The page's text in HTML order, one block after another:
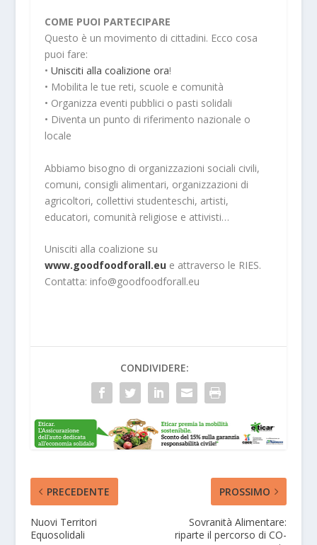
COME PUOI PARTECIPARE
Questo è un movimento di cittadini. Ecco cosa
puoi fare:
• Unisciti alla coalizione ora!
• Mobilita le tue reti, scuole e comunità
• Organizza eventi pubblici o pasti solidali
• Diventa un punto di riferimento nazionale o
locale
Abbiamo bisogno di organizzazioni sociali civili,
comuni, consigli alimentari, organizzazioni di
agricoltori, collettivi studenteschi, artisti,
educatori, comunità religiose e attivisti…
Unisciti alla coalizione su
www.goodfoodforall.eue attraverso le RIES.
Contatta: info@goodfoodforall.eu
CONDIVIDERE:
PRECEDENTE
Nuovi Territori
Equosolidali
PROSSIMO
Sovranità Alimentare:
riparte il percorso di CO-